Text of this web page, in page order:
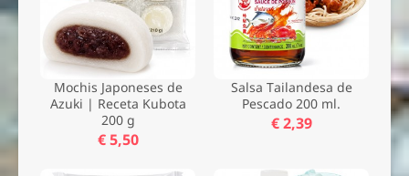
Mochis Japoneses de
Azuki | Receta Kubota
200 g
€ 5,50
Salsa Tailandesa de
Pescado 200 ml.
€ 2,39